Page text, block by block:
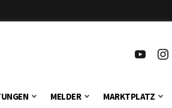
MELDER MARKTPLATZ